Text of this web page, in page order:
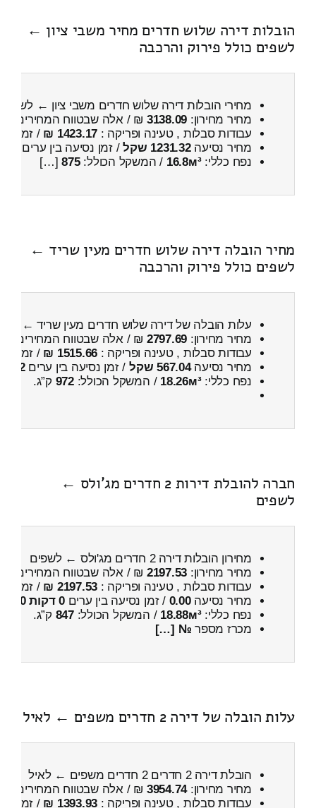
הובלות דירה שלוש חדרים מחיר משבי ציון ←
לשפים כולל פירוק והרכבה
מחירי הובלות דירה שלוש חדרים משבי ציון ←
מחיר מחירון: 3138.09 ₪ / אלה שבטווח המחירים
עבודות סבלות , טעינה ופריקה : 1423.17 ₪ / זמן :
מחיר נסיעה1231.32 שקל / זמן נסיעה בין ערים
נפח כללי:16.8м³ / המשקל הכולל:875
[…]
מחיר הובלה דירה שלוש חדרים מעין שריד ←
לשפים כולל פירוק והרכבה
עלות הובלה של דירה שלוש חדרים מעין שריד ←
מחיר מחירון: 2797.69 ₪ / אלה שבטווח המחירים
עבודות סבלות , טעינה ופריקה : 1515.66 ₪ / זמן :
מחיר נסיעה567.04 שקל / זמן נסיעה בין ערים52 דקות
נפח כללי:18.26м³ / המשקל הכולל:972 ק”ג.
חברה להובלת דירות 2 חדרים מג'ולס ←
לשפים
מחירון הובלות דירה 2 חדרים מג'ולס ← לשפים
מחיר מחירון: 2197.53 ₪ / אלה שבטווח המחירים
עבודות סבלות , טעינה ופריקה : 2197.53 ₪ / זמן :
מחיר נסיעה0.00 / זמן נסיעה בין ערים0 דקות 0 שניות
נפח כללי:18.88м³ / המשקל הכולל:847 ק”ג.
מכרז מספר № […]
עלות הובלה של דירה 2 חדרים משפים ← לאיל
הובלת דירה 2 חדרים 2 חדרים משפים ← לאיל
מחיר מחירון:3954.74 ₪ / אלה שבטווח המחירים
עבודות סבלות , טעינה ופריקה : 1393.93 ₪ / זמן :